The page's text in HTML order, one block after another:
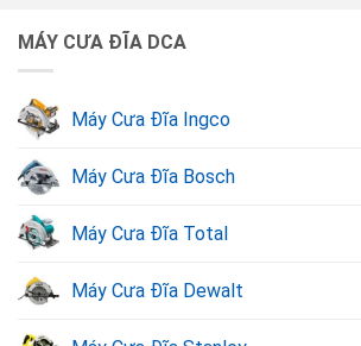
dàng vận chuyển cũng như đảm bảo an
Xem thêm: Các sản phẩm
MÁY CƯA ĐĨA DCA
Máy Cưa Đĩa Ingco
Máy Cưa Đĩa Bosch
Máy Cưa Đĩa Total
Máy Cưa Đĩa Dewalt